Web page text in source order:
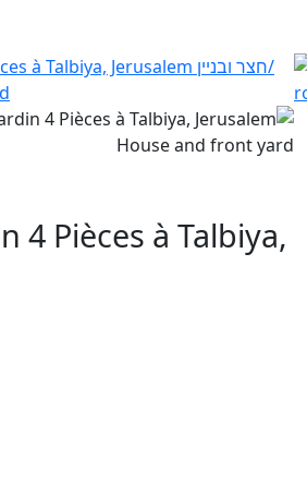
4 Pièces à Talbiya,